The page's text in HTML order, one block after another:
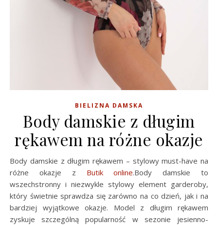
BIELIZNA DAMSKA
Body damskie z długim
rękawem na różne okazje
Body damskie z długim rękawem – stylowy must-have na
różne okazje z Butik online.Body damskie to
wszechstronny i niezwykle stylowy element garderoby,
który świetnie sprawdza się zarówno na co dzień, jak i na
bardziej wyjątkowe okazje. Model z długim rękawem
zyskuje szczególną popularność w sezonie jesienno-